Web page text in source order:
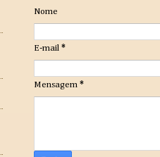
Nome
E-mail *
Mensagem *